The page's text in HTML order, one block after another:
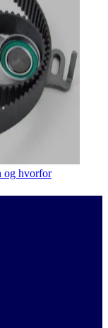
og hvorfor